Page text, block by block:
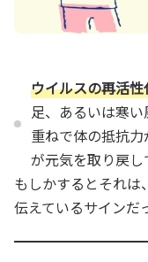
ウイルスの再活性
足、あるいは寒
重ねで体の抵抗
が元気を取り戻し
もしかするとそれは
伝えているサインだ